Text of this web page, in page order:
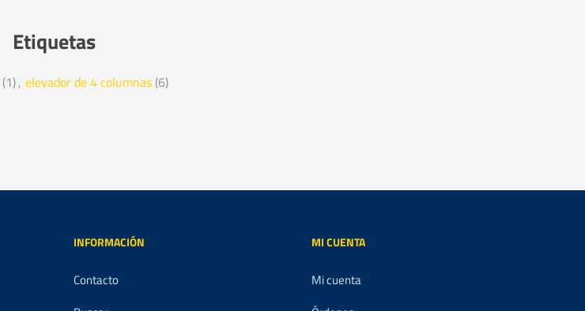
Etiquetas
(1), elevador de 4 columnas (6)
INFORMACIÓN
Contacto
MI CUENTA
Mi cuenta